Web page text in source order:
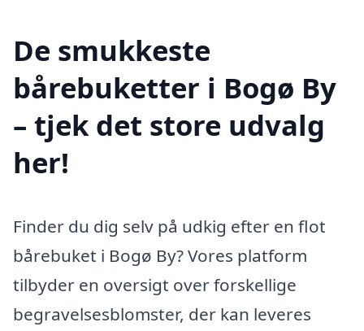
De smukkeste
bårebuketter i Bogø By
– tjek det store udvalg
her!
Finder du dig selv på udkig efter en flot
bårebuket i Bogø By? Vores platform
tilbyder en oversigt over forskellige
begravelsesblomster, der kan leveres